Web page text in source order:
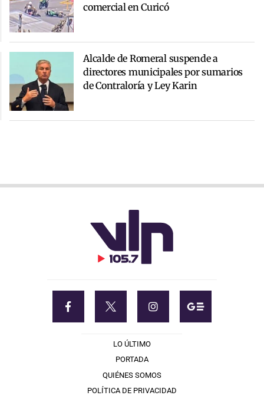
comercial en Curicó
Alcalde de Romeral suspende a
directores municipales por sumarios
de Contraloría y Ley Karin
LO ÚLTIMO
PORTADA
QUIÉNES SOMOS
POLÍTICA DE PRIVACIDAD